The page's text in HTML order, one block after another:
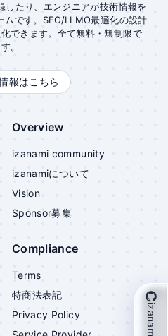
したり、エンジニアが技術情報を
ムです。SEO/LLMO最適化の設計
できます。全て無料・無制限で
す。
報はこちら
Overview
izanami community
izanamiについて
Vision
Sponsor募集
Compliance
Terms
特商法表記
Privacy Policy